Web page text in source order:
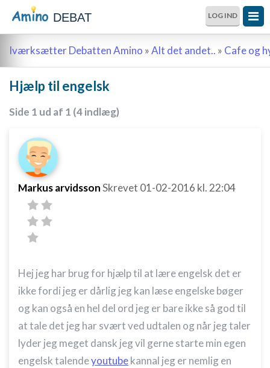
DEBAT LOG IND
Iværksætter Debatten Amino »Alt det andet.. » Cafe og
Hjælp til engelsk
Side 1 ud af 1 (4 indlæg)
Markus arvidssonSkrevet 01-02-2016 kl. 22:04
Hej jeg har brug for hjælp til at lære engelsk det er
ikke fordi jeg er dårlig jeg kan læse engelske bøger
og kan også en hel del ord jeg er bare ikke så god til
at tale det jeg har svært ved udtalen og når jeg taler
lyder jeg meget dansk jeg vil gerne starte min egen
engelsk talendeyoutubekannal jeg er nemlig en